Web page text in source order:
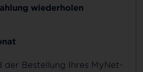
wiederholen
der Bestellung Ihres MyNet-